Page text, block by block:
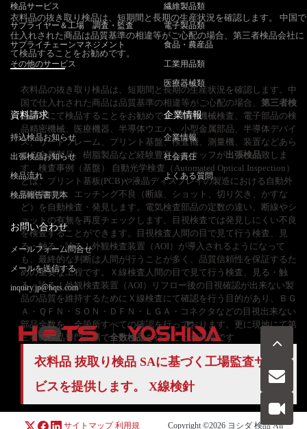
衣料品の抜き取り検品は、短期間と長期の生産状況を確認します。 中国で
仕入れされた商品は品質基準の相違等がご心配の場合、第三者検品会社に
て検品することをお勧めです。
衣料品の抜き取り検品は、短期間と長期の生産状況を確認します。中
国で仕入れされた商品は品質基準の相違等がご心配の場合、 第三者検
品会社にて検品することをお勧めです。精密機械検査、電子部品の検
品精密機械、医療機器、半導体ウエハ、小型金属部品、半導体デバイ
ス、リードフレーム、プリント基盤、検査機、測量機、装置などあら
ゆる金属製品、樹脂製品など経験豊富なスタッフが出張検品致しま
す。検査事例（基盤） 自動光学検査（Automated Optical Inspection）
とは、プリント基板(PCB)や液晶ディスプレイの製造における自動外
観検査です。エッチング不良（断線、ショット、切り欠き、かすな
ど）を自動検査・発見します。電気検査部品の定数の違い、断線やシ
ョットの有無を再度チェックします。目視検査では発見しにくい不良
を検査することができます。目視検査人間の目で見て行う検査、見
る・触る・診る！外観検査装置（AOI）が導入されるようになって
も、最終的な判断は人間が行うことが多く、品質信頼性を保証するた
めの重要な工程です。Ｘ線検査人間の目で見て行う検査、見る・触
る・診る！外観検査装置（AOI）リフロー後の目視確認が出来ない製
品の品質を維持するためにＸ線検査にて確認を行う目的があり、ＢＧ
Ａ・ＱＦＮ・ＳＯＮ・ＤＦＮ・ＬＧＡ・コネクタなどの目視出来ない
部品全数を、全箇所すべての確認を行っております。更に現地にて第
三者の検品専門工場で全数検品を行うことが可能です
衣料品 抜取り検品 SAに基づく 工場監査サー
ビスを提供します。 X線検針
検品サービス
サプライヤー＆工場 調査・監査
サプライチェーンマネジメント
その他のサービス
繊維製品類
電子製品類
食品・農産品
工業用品類
医療器械類
資料請求
持込検品お知らせ
出張検品お知らせ
検品流れ
検品報告書見本
企業情報
企業情報
社会責任
よくある質問
お問い合わせ
メールフォーム問合せ
メールを送信する
inquiry.jp@hqts.com
050-5840-2657
お問い合わせ
サイトマップ 利用規 Copyright ©2026 ヨシダ 検品All